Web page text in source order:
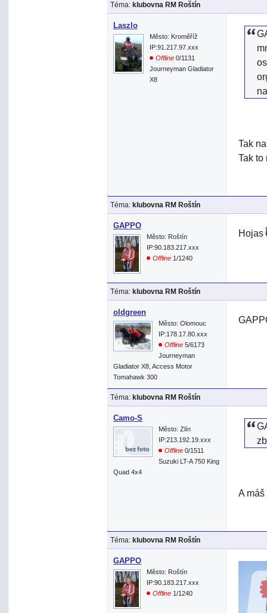
Téma: klubovna RM Roštín
Laszlo
Město: Kroměříž
IP:91.217.97.xxx
Offline 0/1131
Journeyman Gladiator
X8
Tak
Tak to
Téma: klubovna RM Roštín
GAPPO
Město: Roštín
IP:90.183.217.xxx
Offline 1/1240
Hojas
Téma: klubovna RM Roštín
oldgreen
Město: Olomouc
IP:178.17.80.xxx
Offline 5/6173
Journeyman
Gladiator X8, Access Motor
Tomahawk 300
Téma: klubovna RM Roštín
Camo-S
Město: Zlín
IP:213.192.19.xxx
Offline 0/1511
Suzuki LT-A 750 King
Quad 4x4
A
Téma: klubovna RM Roštín
GAPPO
Město: Roštín
IP:90.183.217.xxx
Offline 1/1240